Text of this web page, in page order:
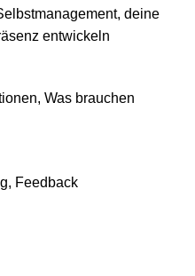
deine
entwickeln
Was brauchen
Feedback